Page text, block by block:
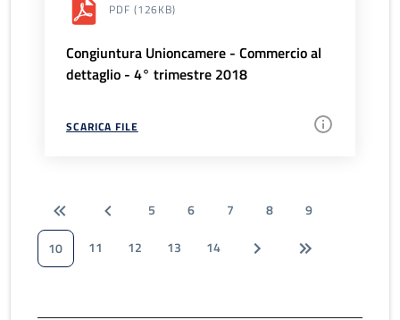
PDF (126KB)
Congiuntura Unioncamere - Commercio al
dettaglio - 4° trimestre 2018
SCARICA FILE
5 6 7 8
9
10
11 12 13 14